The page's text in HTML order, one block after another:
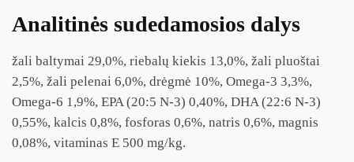
Analitinės sudedamosios dalys
žali baltymai 29,0%, riebalų kiekis 13,0%, žali pluoštai
2,5%, žali pelenai 6,0%, drėgmė 10%, Omega-3 3,3%,
Omega-6 1,9%, EPA (20:5 N-3) 0,40%, DHA (22:6 N-3)
0,55%, kalcis 0,8%, fosforas 0,6%, natris 0,6%, magnis
0,08%, vitaminas E 500 mg/kg.